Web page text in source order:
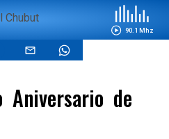
90.1 Mhz
Aniversario de